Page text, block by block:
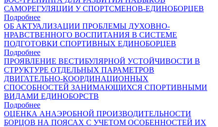
САМОРЕГУЛЯЦИИ У СПОРТСМЕНОВ-ЕДИНОБОРЦЕВ
Подробнее
ОБ АКТУАЛИЗАЦИИ ПРОБЛЕМЫ ДУХОВНО-
НРАВСТВЕННОГО ВОСПИТАНИЯ В СИСТЕМЕ
ПОДГОТОВКИ СПОРТИВНЫХ ЕДИНОБОРЦЕВ
Подробнее
ПРОЯВЛЕНИЕ ВЕСТИБУЛЯРНОЙ УСТОЙЧИВОСТИ В
СТРУКТУРЕ ОТДЕЛЬНЫХ ПАРАМЕТРОВ
ДВИГАТЕЛЬНО-КООРДИНАЦИОННЫХ
СПОСОБНОСТЕЙ ЗАНИМАЮЩИХСЯ СПОРТИВНЫМИ
ВИДАМИ ЕДИНОБОРСТВ
Подробнее
ОЦЕНКА АНАЭРОБНОЙ ПРОИЗВОДИТЕЛЬНОСТИ
БОРЦОВ НА ПОЯСАХ С УЧЕТОМ ОСОБЕННОСТЕЙ ИХ